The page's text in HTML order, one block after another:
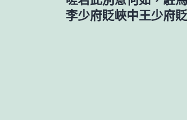
章
李少府貶峽中王少府貶